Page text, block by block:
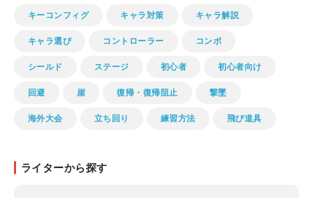
キーコンフィグ キャラ対策 キャラ解説
キャラ選び コントローラー コンボ
シールド ステージ 初心者 初心者向け
回避 崖 復帰・復帰阻止 撃墜
海外大会 立ち回り 練習方法 飛び道具
ライターから探す